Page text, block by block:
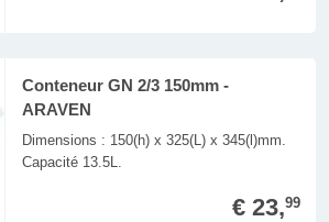
Conteneur GN 2/3 150mm -
ARAVEN
Dimensions : 150(h) x 325(L) x 345(l)mm.
Capacité 13.5L.
€ 23,99